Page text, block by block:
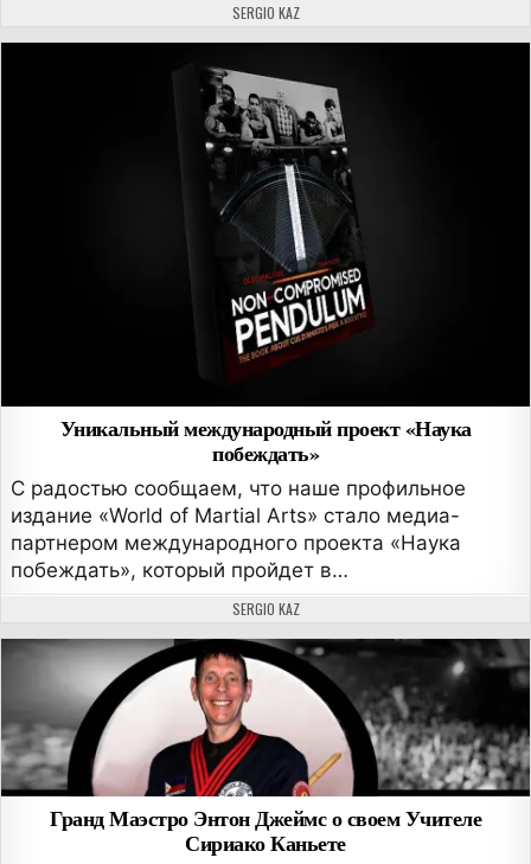
АВТОР:
SERGIO KAZ
Уникальный международный проект «Наука
побеждать»
С радостью сообщаем, что наше профильное
издание «World of Martial Arts» стало медиа-
партнером международного проекта «Наука
побеждать», который пройдет в…
АВТОР:
SERGIO KAZ
Гранд Маэстро Энтон Джеймс о своем Учителе
Сириако Каньете